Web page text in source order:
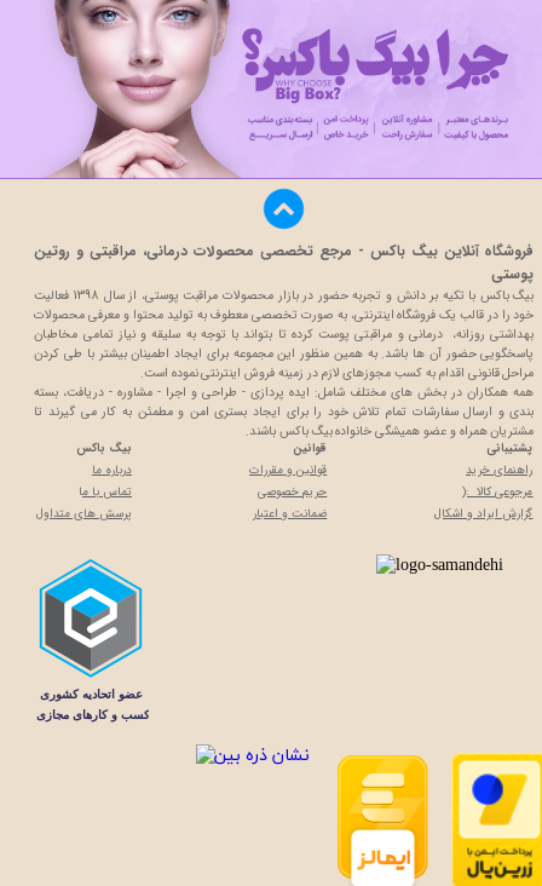
پشتیبانی
راهنمای خرید
مرجوعی کالا :(
گزارش ایراد و اشکال
قوانین
قوانین و مقررات
حریم خصوصی
ضمانت و اعتبار
بیگ باکس
درباره ما
تماس با ما
پرسش های متداول
فروشگاه آنلاین بیگ باکس - مرجع تخصصی محصولات درمانی، مراقبتی و روتین
پوستی
بیگ باکس با تکیه بر دانش و تجربه حضور در بازار محصولات مراقبت پوستی، از سال 1398 فعالیت
خود را در قالب یک فروشگاه اینترنتی، به صورت تخصصی معطوف به تولید محتوا و معرفی محصولات
بهداشتی روزانه، درمانی و مراقبتی پوست کرده تا بتواند با توجه به سلیقه و نیاز تمامی مخاطبان
پاسخگویی حضور آن ها باشد. به همین منظور این مجموعه برای ایجاد اطمینان بیشتر با طی کردن
مراحل قانونی اقدام به کسب مجوزهای لازم در زمینه فروش اینترنتی نموده است.
همه همکاران در بخش های مختلف شامل: ایده پردازی - طراحی و اجرا - مشاوره - دریافت، بسته
بندی و ارسال سفارشات تمام تلاش خود را برای ایجاد بستری امن و مطمئن به کار می گیرند تا
مشتریان همراه و عضو همیشگی خانواده بیگ باکس باشند.